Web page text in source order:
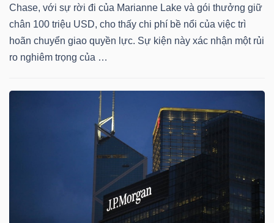
Chase, với sự rời đi của Marianne Lake và gói thưởng giữ
chân 100 triệu USD, cho thấy chi phí bề nổi của việc trì
hoãn chuyển giao quyền lực. Sự kiện này xác nhận một rủi
ro nghiêm trọng của …
DOANH
NGHIỆP